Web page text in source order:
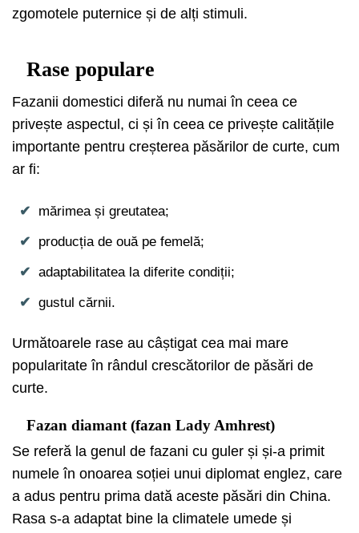
zgomotele puternice și de alți stimuli.
Rase populare
Fazanii domestici diferă nu numai în ceea ce
privește aspectul, ci și în ceea ce privește calitățile
importante pentru creșterea păsărilor de curte, cum
ar fi:
mărimea și greutatea;
producția de ouă pe femelă;
adaptabilitatea la diferite condiții;
gustul cărnii.
Următoarele rase au câștigat cea mai mare
popularitate în rândul crescătorilor de păsări de
curte.
Fazan diamant (fazan Lady Amhrest)
Se referă la genul de fazani cu guler și și-a primit
numele în onoarea soției unui diplomat englez, care
a adus pentru prima dată aceste păsări din China.
Rasa s-a adaptat bine la climatele umede și